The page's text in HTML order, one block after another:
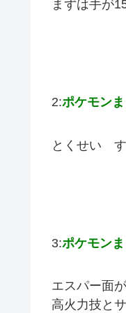
まずは手が
2:ポケモン
とくせい
3:ポケモン
エスパー面
高火力技と